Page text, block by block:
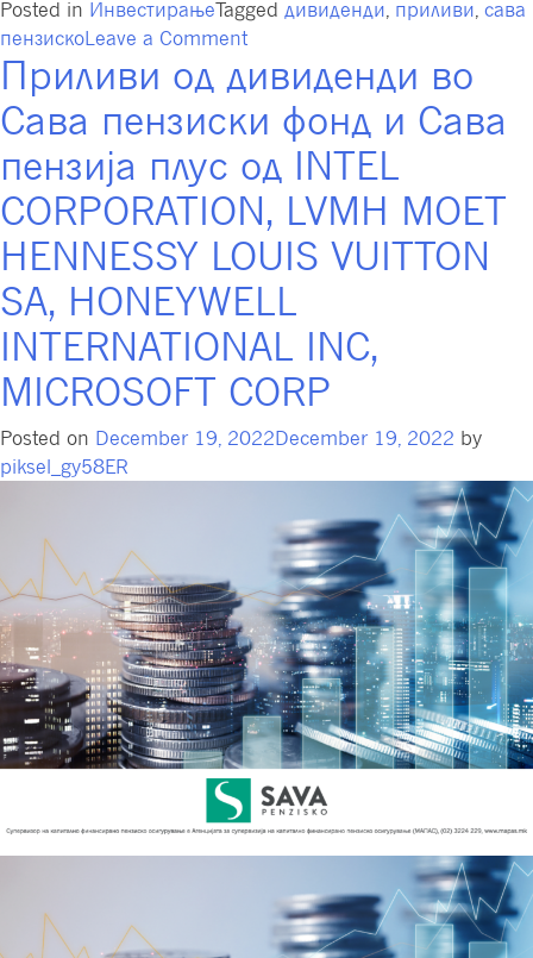
Posted in ИнвестирањеTagged дивиденди, приливи, сава
пензискоLeave a Commenton
Повеќе
од
30
милиони
денари
од
камати
и
над
500
илјади
долари
приливи
од
пензиските
фондови
управувани
од
Сава
пензиско
друштво
Приливи од дивиденди во
Сава пензиски фонд и Сава
пензија плус од INTEL
CORPORATION, LVMH MOET
HENNESSY LOUIS VUITTON
SA, HONEYWELL
INTERNATIONAL INC,
MICROSOFT CORP
Posted on December 19, 2022December 19, 2022 by
piksel_gy58ER